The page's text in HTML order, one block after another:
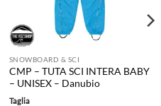
SNOWBOARD & SCI
CMP – TUTA SCI INTERA BABY
– UNISEX – Danubio
Taglia